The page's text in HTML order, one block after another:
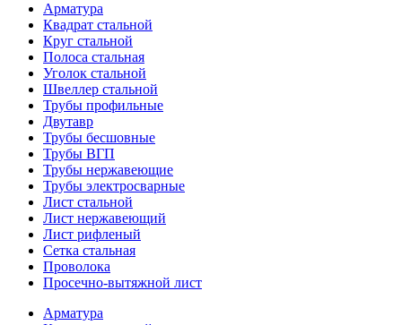
Арматура
Квадрат стальной
Круг стальной
Полоса стальная
Уголок стальной
Швеллер стальной
Трубы профильные
Двутавр
Трубы бесшовные
Трубы ВГП
Трубы нержавеющие
Трубы электросварные
Лист стальной
Лист нержавеющий
Лист рифленый
Сетка стальная
Проволока
Просечно-вытяжной лист
Арматура